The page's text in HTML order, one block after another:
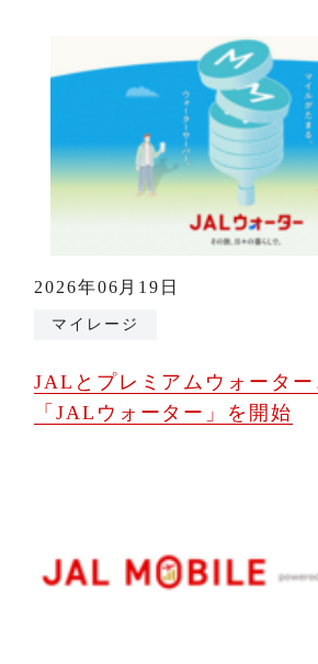
2026年06月19日
マイレージ
JALとプレミアムウォーター
「JALウォーター」を開始